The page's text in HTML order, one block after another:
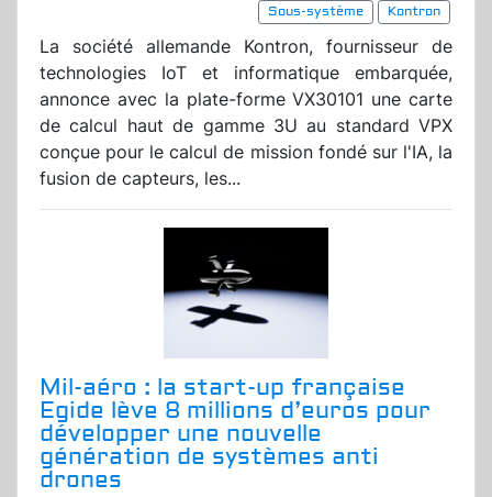
Sous-système Kontron
La société allemande Kontron, fournisseur de
technologies IoT et informatique embarquée,
annonce avec la plate-forme VX30101 une carte
de calcul haut de gamme 3U au standard VPX
conçue pour le calcul de mission fondé sur l'IA, la
fusion de capteurs, les...
Mil-aéro : la start-up française
Egide lève 8 millions d’euros pour
développer une nouvelle
génération de systèmes anti
drones